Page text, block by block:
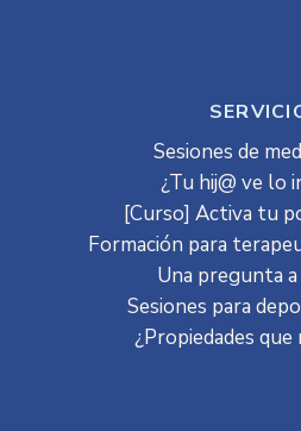
Sesiones de
¿Tu hij@ ve lo
[Curso] Activa tu
Formación para
Una pregunta
Sesiones para
¿Propiedades que